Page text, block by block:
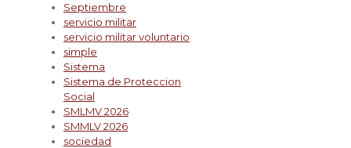
Septiembre
servicio militar
servicio militar voluntario
simple
Sistema
Sistema de Proteccion
Social
SMLMV 2026
SMMLV 2026
sociedad